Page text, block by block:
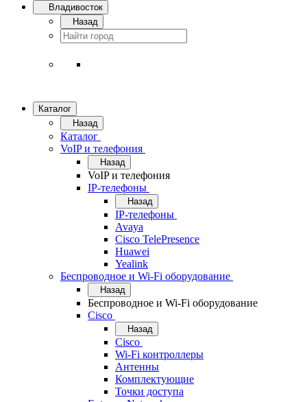
Владивосток
Назад
Каталог
Назад
Каталог
VoIP и телефония
Назад
VoIP и телефония
IP-телефоны
Назад
IP-телефоны
Avaya
Cisco TelePresence
Huawei
Yealink
Беспроводное и Wi-Fi оборудование
Назад
Беспроводное и Wi-Fi оборудование
Cisco
Назад
Cisco
Wi-Fi контроллеры
Антенны
Комплектующие
Точки доступа